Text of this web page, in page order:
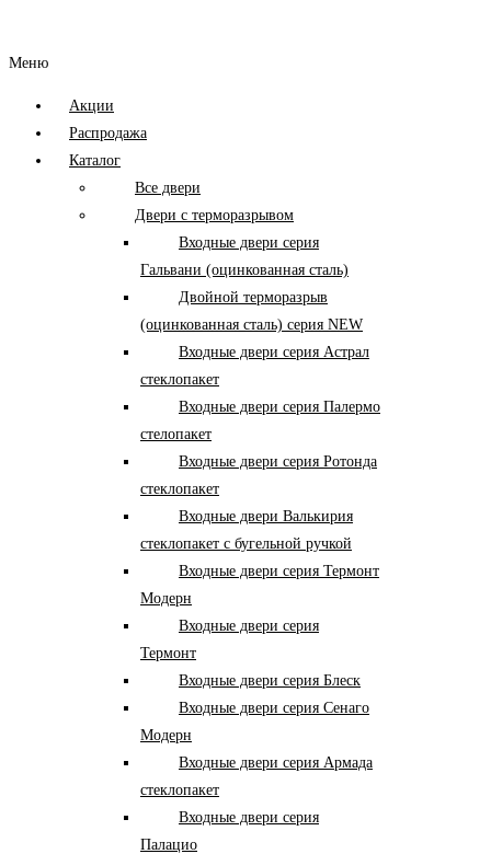
Меню
Акции
Распродажа
Каталог
Все двери
Двери с терморазрывом
Входные двери серия
Гальвани (оцинкованная сталь)
Двойной терморазрыв
(оцинкованная сталь) серия NEW
Входные двери серия Астрал
стеклопакет
Входные двери серия Палермо
стелопакет
Входные двери серия Ротонда
стеклопакет
Входные двери Валькирия
стеклопакет с бугельной ручкой
Входные двери серия Термонт
Модерн
Входные двери серия
Термонт
Входные двери серия Блеск
Входные двери серия Сенаго
Модерн
Входные двери серия Армада
стеклопакет
Входные двери серия
Палацио